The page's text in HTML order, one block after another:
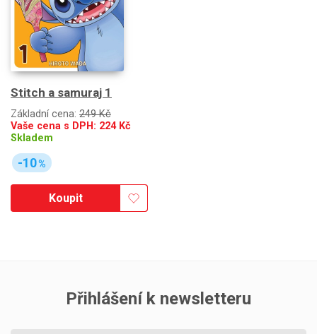
Stitch a samuraj 1
Základní cena: 249 Kč
Vaše cena s DPH: 224Kč
Skladem
-10%
Koupit
Přihlášení k newsletteru